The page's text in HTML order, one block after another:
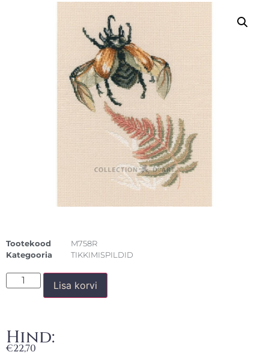
Tootekood
M758R
Kategooria
TIKKIMISPILDID
Lisa korvi
Hind:
€22,70